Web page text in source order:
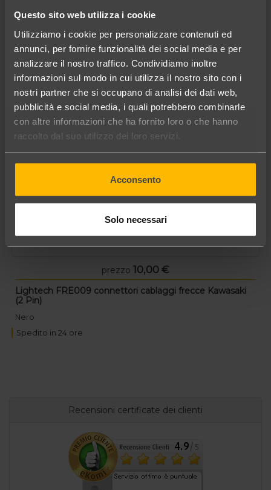
Questo sito web utilizza i cookie
Utilizziamo i cookie per personalizzare contenuti ed
annunci, per fornire funzionalità dei social media e per
analizzare il nostro traffico. Condividiamo inoltre
informazioni sul modo in cui utilizza il nostro sito con i
nostri partner che si occupano di analisi dei dati web,
pubblicità e social media, i quali potrebbero combinarle
con altre informazioni che ha fornito loro o che hanno
raccolto dal suo utilizzo dei loro servizi.
Acconsento
Solo necessari
...potrebbe interessarti anche
prezzo 10,00 €
Lightech FRE009 connettori cablaggi frecce Kawasaki
(2 Pin)
Nero
Spedito in 24 ore
Recensioni certificate dei clienti